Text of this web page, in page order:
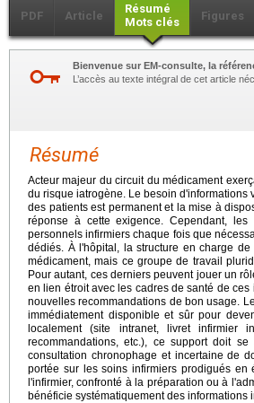
PDF Article
Résumé
Mots clés
Figures
Bienvenue sur EM-consulte, la
L’accès au texte intégral de cet article
Résumé
Acteur majeur du circuit du médicament
du risque iatrogène. Le besoin
des patients est permanent et la mise à
réponse à cette exigence. Cependant,
personnels infirmiers chaque fois que
dédiés. À l'hôpital, la structure en charge
médicament, mais ce groupe de travail
Pour autant, ces derniers peuvent jouer un
en lien étroit avec les cadres de santé de
nouvelles recommandations de bon usage.
immédiatement disponible et sûr pour
localement (site intranet, livret infirmier
recommandations, etc.), ce support doit
consultation chronophage et incertaine de
portée sur les soins infirmiers prodigués
l'infirmier, confronté à la préparation ou à
bénéficie systématiquement des